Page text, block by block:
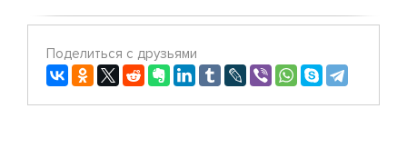
Поделиться с друзьями